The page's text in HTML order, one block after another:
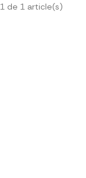
de 1 article(s)